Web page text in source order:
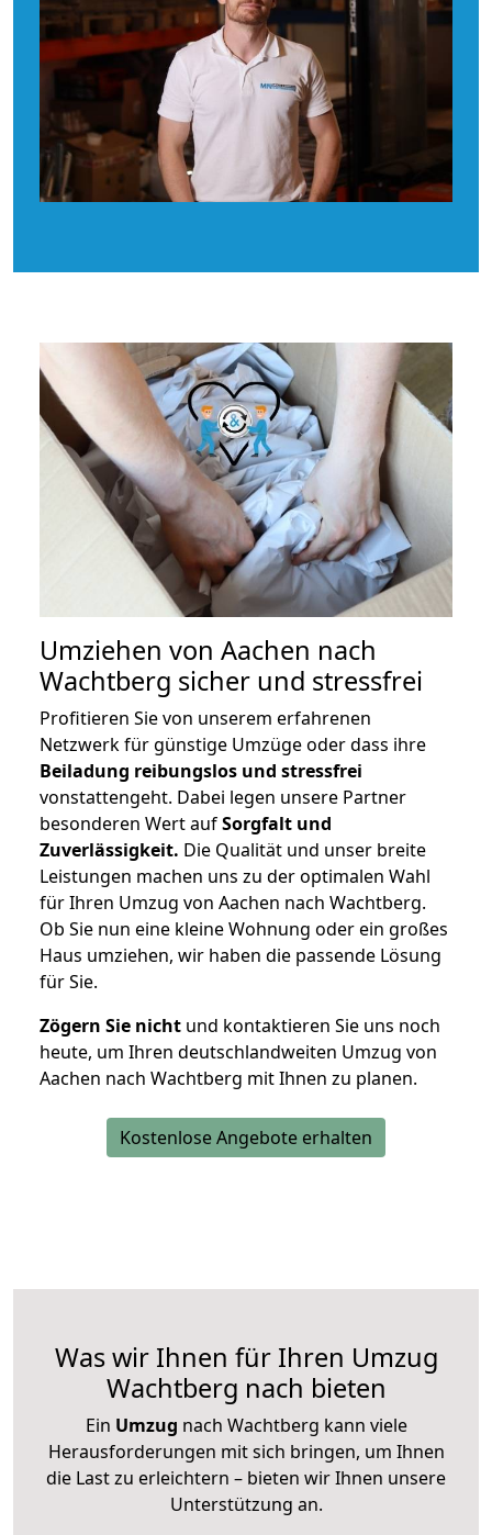
Umziehen von Aachen nach
Wachtberg sicher und stressfrei
Profitieren Sie von unserem erfahrenen
Netzwerk für günstige Umzüge oder dass ihre
Beiladung reibungslos und stressfrei
vonstattengeht. Dabei legen unsere Partner
besonderen Wert aufSorgfalt und
Zuverlässigkeit. Die Qualität und unser breite
Leistungen machen uns zu der optimalen Wahl
für Ihren Umzug von Aachen nach Wachtberg.
Ob Sie nun eine kleine Wohnung oder ein großes
Haus umziehen, wir haben die passende Lösung
für Sie.
Zögern Sie nicht und kontaktieren Sie uns noch
heute, um Ihren deutschlandweiten Umzug von
Aachen nach Wachtberg mit Ihnen zu planen.
Kostenlose Angebote erhalten
Was wir Ihnen für Ihren Umzug
Wachtberg nach bieten
Ein Umzug nach Wachtberg kann viele
Herausforderungen mit sich bringen, um Ihnen
die Last zu erleichtern – bieten wir Ihnen unsere
Unterstützung an.